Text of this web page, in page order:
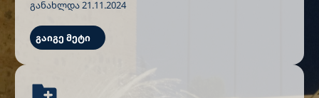
განახლდა 21.11.2024
გაიგე მეტი